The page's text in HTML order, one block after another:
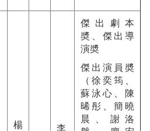
楊
李
傑出劇本
奬、傑出導
演奬
傑出演員奬
（徐奕筠、
蘇泳心、陳
晞彤、簡曉
晨、謝洛